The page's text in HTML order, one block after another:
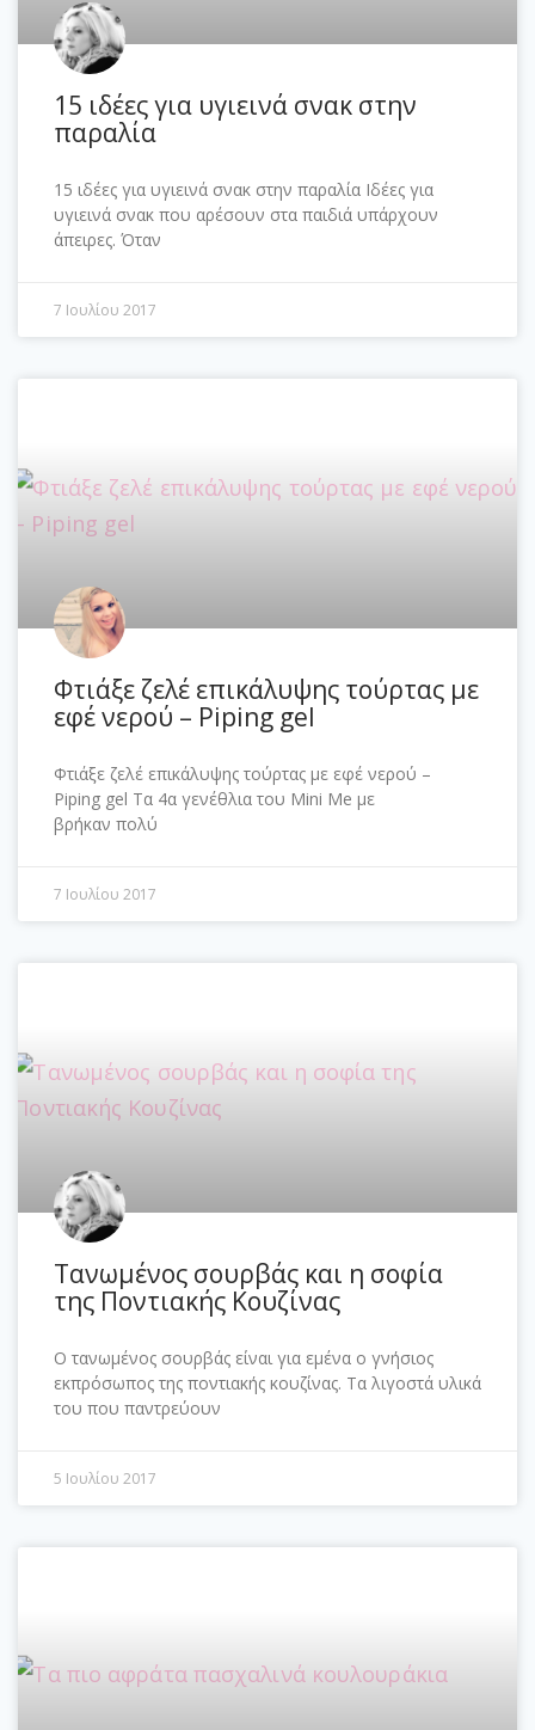
15 ιδέες για υγιεινά σνακ στην
παραλία
15 ιδέες για υγιεινά σνακ στην παραλία Ιδέες για
υγιεινά σνακ που αρέσουν στα παιδιά υπάρχουν
άπειρες. Όταν
7 Ιουλίου 2017
Φτιάξε ζελέ επικάλυψης τούρτας με
εφέ νερού – Piping gel
Φτιάξε ζελέ επικάλυψης τούρτας με εφέ νερού –
Piping gel Τα 4α γενέθλια του Mini Me με
βρήκαν πολύ
7 Ιουλίου 2017
Τανωμένος σουρβάς και η σοφία
της Ποντιακής Κουζίνας
Ο τανωμένος σουρβάς είναι για εμένα ο γνήσιος
εκπρόσωπος της ποντιακής κουζίνας. Τα λιγοστά υλικά
του που παντρεύουν
5 Ιουλίου 2017